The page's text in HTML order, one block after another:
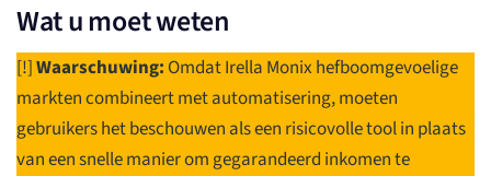
Wat u moet weten
[!]Waarschuwing: Omdat Irella Monix hefboomgevoelige
markten combineert met automatisering, moeten
gebruikers het beschouwen als een risicovolle tool in plaats
van een snelle manier om gegarandeerd inkomen te